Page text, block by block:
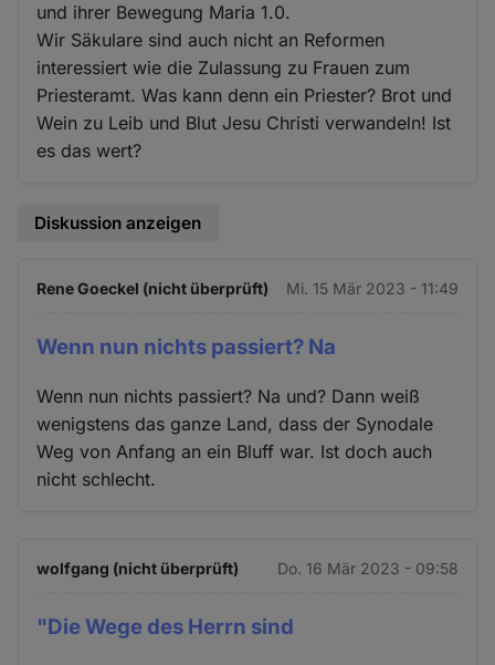
und ihrer Bewegung Maria 1.0.
Wir Säkulare sind auch nicht an Reformen
interessiert wie die Zulassung zu Frauen zum
Priesteramt. Was kann denn ein Priester? Brot und
Wein zu Leib und Blut Jesu Christi verwandeln! Ist
es das wert?
Diskussion anzeigen
Rene Goeckel (nicht überprüft) Mi. 15 Mär 2023 - 11:49
Wenn nun nichts passiert? Na
Wenn nun nichts passiert? Na und? Dann weiß
wenigstens das ganze Land, dass der Synodale
Weg von Anfang an ein Bluff war. Ist doch auch
nicht schlecht.
wolfgang (nicht überprüft) Do. 16 Mär 2023 - 09:58
"Die Wege des Herrn sind